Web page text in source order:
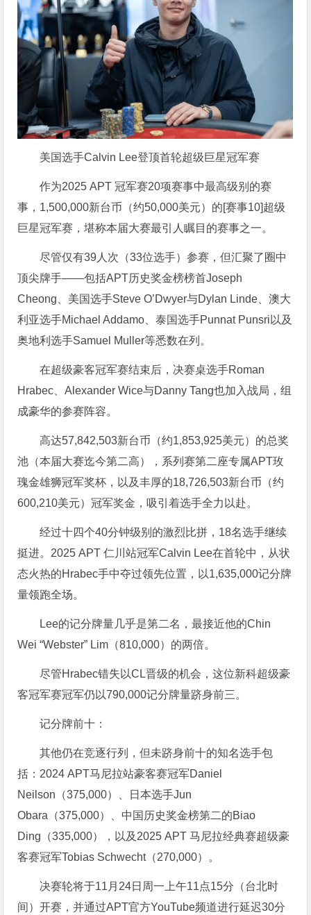
美国选手Calvin Lee登顶首轮超级巨星冠军赛
作为2025 APT 冠军赛20项赛事中最高级别的赛
事，1,500,000新台币（约50,000美元）的[赛事10]超级
巨星冠军赛，堪称本届大赛最引人瞩目的赛事之一。
尽管仅有39人次（33位选手）参赛，但汇聚了圈中
顶尖牌手——包括APT历史奖金榜榜首Joseph
Cheong、美国选手Steve O’Dwyer与Dylan Linde、澳大
利亚选手Michael Addamo、泰国选手Punnat Punsri以及
奥地利选手Samuel Muller等悉数在列。
在超级豪客冠军赛结束后，决赛桌选手Roman
Hrabec、Alexander Wice与Danny Tang也加入战局，组
成豪华的参赛阵容。
高达57,842,503新台币（约1,853,925美元）的总奖
池（本届大赛迄今第二高），系列赛第二座专属APT玫
瑰金雄狮冠军奖杯，以及丰厚的18,726,503新台币（约
600,210美元）冠军奖金，吸引着选手全力以赴。
经过十四个40分钟级别的激烈比拼，18名选手继续
挺进。2025 APT 仁川站冠军Calvin Lee在首轮中，从状
态火热的Hrabec手中夺过领先位置，以1,635,000记分牌
量领跑全场。
Lee的记分牌量几乎是第二名，最接近他的Chin
Wei “Webster” Lim（810,000）的两倍。
尽管Hrabec错失以CL晋级的机会，这位新科超级豪
客冠军赛冠军仍以790,000记分牌量跻身前三。
记分牌前十：
其他仍在竞逐行列，但未跻身前十的知名选手包
括：2024 APT马尼拉站豪客赛冠军Daniel
Neilson（375,000）、日本选手Jun
Obara（375,000）、中国历史奖金榜第二的Biao
Ding（335,000），以及2025 APT 马尼拉经典赛超级豪
客赛冠军Tobias Schwecht（270,000）。
决赛轮将于11月24日周一上午11点15分（台北时
间）开赛，并通过APT官方YouTube频道进行延迟30分